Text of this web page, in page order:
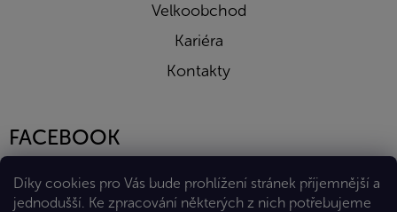
Díky cookies pro Vás bude prohlížení stránek příjemnější a
jednodušší. Ke zpracování některých z nich potřebujeme
Velkoobchod
Kariéra
Kontakty
FACEBOOK